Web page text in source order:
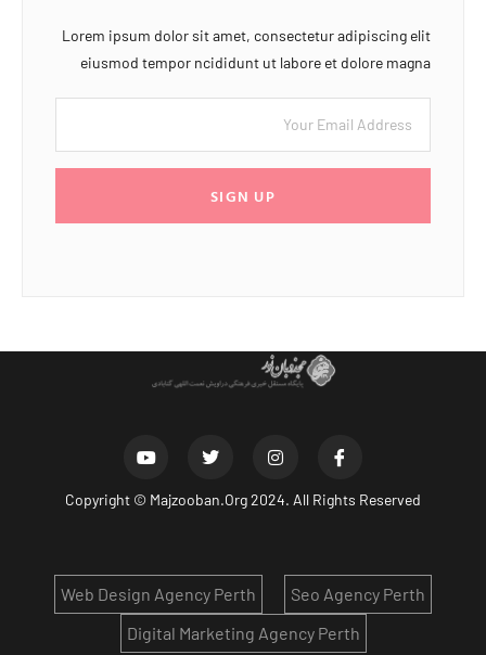
Lorem ipsum dolor sit amet, consectetur adipiscing elit
eiusmod tempor ncididunt ut labore et dolore magna
SIGN UP
Copyright © Majzooban.Org2024. All Rights Reserved
Seo Agency Perth
Web Design Agency Perth
Digital Marketing Agency Perth